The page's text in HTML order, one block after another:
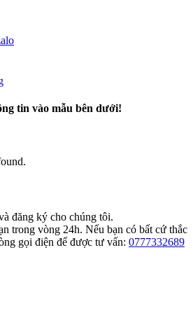
tin vào mẫu bên dưới!
đăng ký cho chúng tôi.
trong vòng 24h. Nếu bạn có bất cứ thắc
gọi điện để được tư vấn: 0777332689